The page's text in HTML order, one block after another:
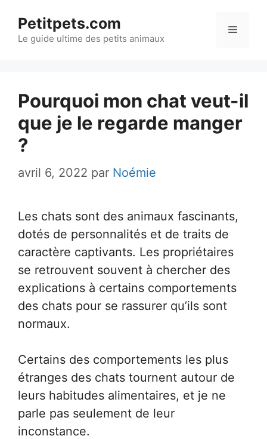
contenu
Petitpets.com
Le guide ultime des petits animaux
Menu
Pourquoi mon chat veut-il
que je le regarde manger
?
avril 6, 2022 par Noémie
Les chats sont des animaux fascinants,
dotés de personnalités et de traits de
caractère captivants. Les propriétaires
se retrouvent souvent à chercher des
explications à certains comportements
des chats pour se rassurer qu’ils sont
normaux.
Certains des comportements les plus
étranges des chats tournent autour de
leurs habitudes alimentaires, et je ne
parle pas seulement de leur
inconstance.